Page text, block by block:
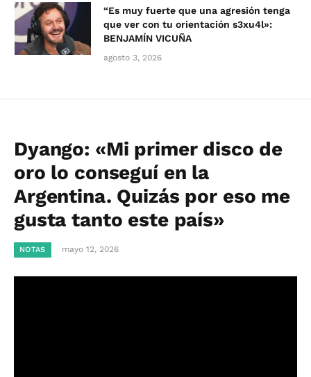
“Es muy fuerte que una agresión tenga
que ver con tu orientación s3xu4l»:
BENJAMÍN VICUÑA
agosto 3, 2026
Dyango: «Mi primer disco de
oro lo conseguí en la
Argentina. Quizás por eso me
gusta tanto este país»
NOTAS mayo 12, 2026